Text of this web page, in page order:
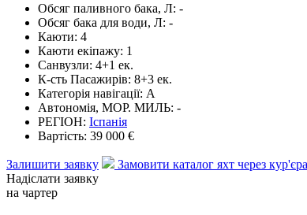
Обсяг паливного бака, Л: -
Обсяг бака для води, Л: -
Каюти: 4
Каюти екіпажу: 1
Санвузли: 4+1 ек.
К-сть Пасажирів: 8+3 ек.
Категорія навігації: А
Автономія, МОР. МИЛЬ: -
РЕГІОН: Іспанія
Вартість: 39 000 €
Залишити заявку
Замовити каталог яхт через кур'єра
Надіслати заявку
на чартер